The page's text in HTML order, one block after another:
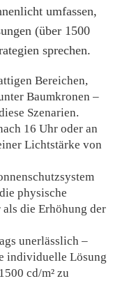
umfassen,
(über 1500
sprechen.
Bereichen,
Baumkronen –
Szenarien.
16 Uhr oder an
Lichtstärke von
physische
die Erhöhung der
unerlässlich –
individuelle Lösung
cd/m² zu